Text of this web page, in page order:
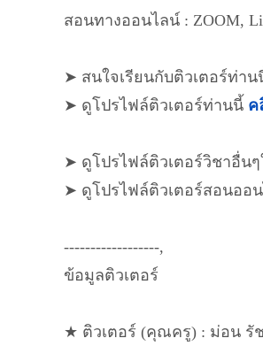
สอนทางออนไลน์ : ZOOM,
➤ สนใจเรียนกับติวเตอร์ท่าน
➤ ดูโปรไฟล์ติวเตอร์ท่านนี้ ค
➤ ดูโปรไฟล์ติวเตอร์วิชาอื่น
➤ ดูโปรไฟล์ติวเตอร์สอนออ
------------------,
ข้อมูลติวเตอร์
★ ติวเตอร์ (คุณครู) : ม่อน รั